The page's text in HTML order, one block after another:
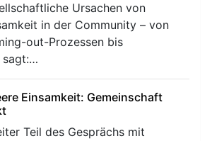
Ursachen von
in der Community – von
out-Prozessen bis
sagt:…
Einsamkeit: Gemeinschaft
Teil des Gesprächs mit